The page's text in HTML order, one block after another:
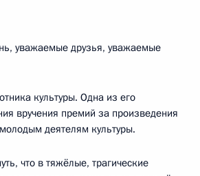
уважаемые друзья, уважаемые
культуры. Одна из его
вручения премий за произведения
деятелям культуры.
что в тяжёлые, трагические